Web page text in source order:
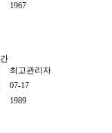
1967
최고관리자
07-17
1989